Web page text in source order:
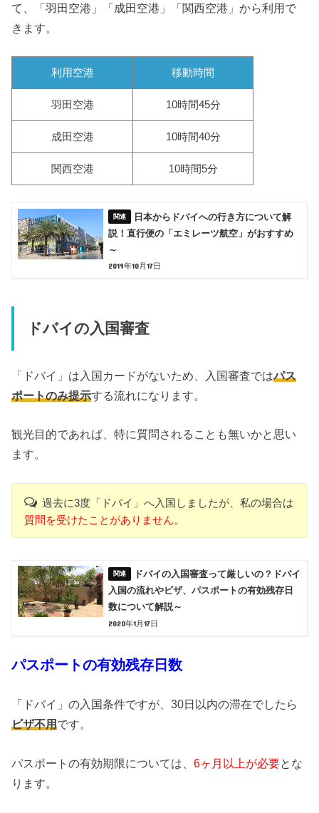
て、「羽田空港」「成田空港」「関西空港」から利用で
きます。
利用空港 移動時間
羽田空港 10時間45分
成田空港 10時間40分
関西空港 10時間5分
日本からドバイへの行き方について解
説！直行便の「エミレーツ航空」がおすすめ
～
2019年10月17日
ドバイの入国審査
「ドバイ」は入国カードがないため、入国審査ではパス
ポートのみ提示する流れになります。
観光目的であれば、特に質問されることも無いかと思い
ます。
過去に3度「ドバイ」へ入国しましたが、私の場合は
質問を受けたことがありません。
ドバイの入国審査って厳しいの？ドバイ
入国の流れやビザ、パスポートの有効残存日
数について解説～
2020年1月17日
パスポートの有効残存日数
「ドバイ」の入国条件ですが、30日以内の滞在でしたら
ビザ不用です。
パスポートの有効期限については、6ヶ月以上が必要とな
ります。